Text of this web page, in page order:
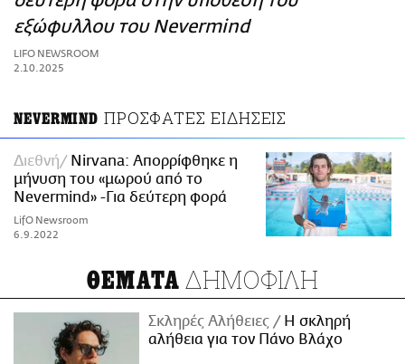
ΑΜΠΑ
PRINT
εξώφυλλου του Nevermind
LIFO NEWSROOM
2.10.2025
NEVERMIND ΠΡΟΣΦΑΤΕΣ ΕΙΔΗΣΕΙΣ
Διεθνή
Nirvana: Απορρίφθηκε η
μήνυση του «μωρού από το
Nevermind» -Για δεύτερη φορά
LifO Newsroom
6.9.2022
ΘΕΜΑΤΑ ΔΗΜΟΦΙΛΗ
Σκληρές Αλήθειες
H σκληρή
αλήθεια για τον Πάνο Βλάχο